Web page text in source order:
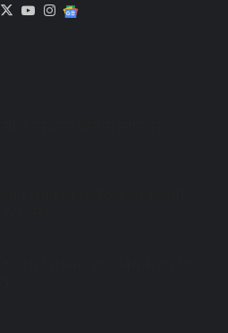
Facebook
X YouTubeInstagram